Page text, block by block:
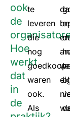
ook
de
Hoe
werkt
dat
in
de
te
leveren
die
nog
goedkoop
waren
ook.
Als
en
te